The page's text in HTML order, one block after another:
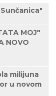
MOJ"
NOVO
milijuna
u novom